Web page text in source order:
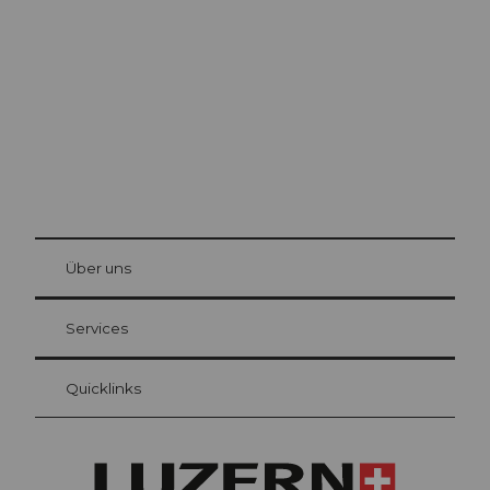
Gästekarte Luzern
Ihre Vorteile als Übernachtungsgast
at Bre
Über uns
Services
Quicklinks